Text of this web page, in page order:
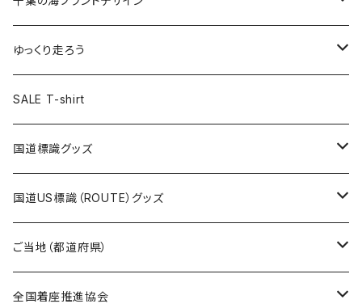
トートバッグ
ランチバッグ
エコバッグ
クリアファイル
キーホルダー
クリアファイル
Tシャツ
ステッカー
サコッシュ
ホテルキーホルダー
モーテルキーホルダー
トートバッグ
クリアファイル
マスク
エコバッグ
千葉ロッテマリーンズコラボ
エコバッグ
ステッカー
モーテルキーホルダー
ホテルキーホルダー
トートバッグ
キャップ
ステッカー
ホテルキーホルダー
Tシャツ
キャップ
ステッカー
ゆっくり走ろう
Tシャツ
ステッカー
ホテルキーホルダー
SALE T-shirt
国道標識グッズ
ステッカー
国道0～99号線
国道100～199号線
Tシャツ
キャップ
国道US標識（ROUTE）グッズ
ステッカー
ROUTE 0～99号線
Tシャツ
ご当地（都道府県）
北海道
全国着座推進協会